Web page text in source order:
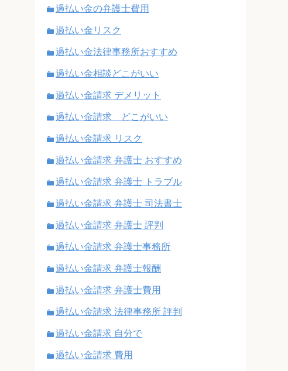
過払い金の弁護士費用
過払い金リスク
過払い金法律事務所おすすめ
過払い金相談どこがいい
過払い金請求 デメリット
過払い金請求 どこがいい
過払い金請求 リスク
過払い金請求 弁護士 おすすめ
過払い金請求 弁護士 トラブル
過払い金請求 弁護士 司法書士
過払い金請求 弁護士 評判
過払い金請求 弁護士事務所
過払い金請求 弁護士報酬
過払い金請求 弁護士費用
過払い金請求 法律事務所 評判
過払い金請求 自分で
過払い金請求 費用